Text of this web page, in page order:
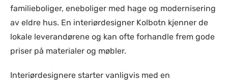
familieboliger, eneboliger med hage og modernisering
av eldre hus. En interiørdesigner Kolbotn kjenner de
lokale leverandørene og kan ofte forhandle frem gode
priser på materialer og møbler.
Interiørdesignere starter vanligvis med en